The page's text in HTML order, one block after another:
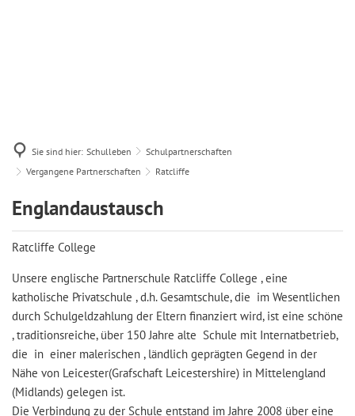
Sie sind hier: Schulleben
Schulpartnerschaften
Vergangene Partnerschaften
Ratcliffe
Ratcliffe
Englandaustausch
Ratcliffe College
Unsere englische Partnerschule Ratcliffe College , eine
katholische Privatschule , d.h. Gesamtschule, die im Wesentlichen
durch Schulgeldzahlung der Eltern finanziert wird, ist eine schöne
, traditionsreiche, über 150 Jahre alte Schule mit Internatbetrieb,
die in einer malerischen , ländlich geprägten Gegend in der
Nähe von Leicester(Grafschaft Leicestershire) in Mittelengland
(Midlands) gelegen ist.
Die Verbindung zu der Schule entstand im Jahre 2008 über eine